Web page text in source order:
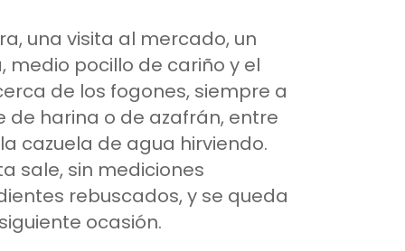
una visita al mercado, un
medio pocillo de cariño y el
de los fogones, siempre a
harina o de azafrán, entre
cazuela de agua hirviendo.
sale, sin mediciones
rebuscados, y se queda
ocasión.